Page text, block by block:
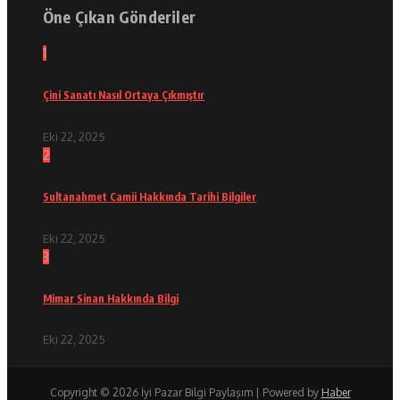
Öne Çıkan Gönderiler
1
Çini Sanatı Nasıl Ortaya Çıkmıştır
Eki 22, 2025
2
Sultanahmet Camii Hakkında Tarihi Bilgiler
Eki 22, 2025
3
Mimar Sinan Hakkında Bilgi
Eki 22, 2025
Copyright © 2026 İyi Pazar Bilgi Paylaşım | Powered by Haber